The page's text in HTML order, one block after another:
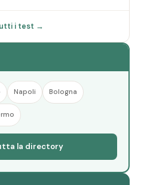
i test →
Napoli Bologna
la directory